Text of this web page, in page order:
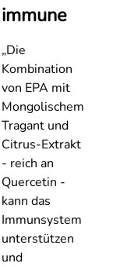
immune
„Die
Kombination
von EPA mit
Mongolischem
Tragant und
Citrus-Extrakt
- reich an
Quercetin -
kann das
Immunsystem
unterstützen
und